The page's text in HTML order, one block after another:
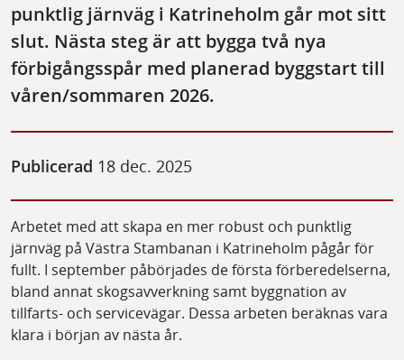
punktlig järnväg i Katrineholm går mot sitt
slut. Nästa steg är att bygga två nya
förbigångsspår med planerad byggstart till
våren/sommaren 2026.
Publicerad 18 dec. 2025
Arbetet med att skapa en mer robust och punktlig
järnväg på Västra Stambanan i Katrineholm pågår för
fullt. I september påbörjades de första förberedelserna,
bland annat skogsavverkning samt byggnation av
tillfarts- och servicevägar. Dessa arbeten beräknas vara
klara i början av nästa år.